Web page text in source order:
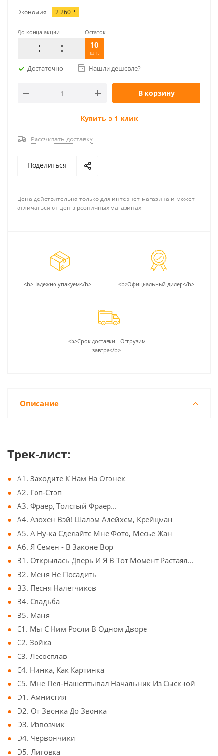
Экономия 2 260₽
До конца акции Остаток
10
шт.
Достаточно Нашли дешевле?
В корзину
Купить в 1 клик
Рассчитать доставку
Поделиться
Цена действительна только для интернет-магазина и может
отличаться от цен в розничных магазинах
<b>Надежно упакуем</b> <b>Официальный дилер</b>
<b>Срок доставки - Отгрузим
завтра</b>
Описание
Трек-лист:
A1. Заходите К Нам На Огонёк
A2. Гоп-Стоп
A3. Фраер, Толстый Фраер...
A4. Азохен Вэй! Шалом Алейхем, Крейцман
A5. А Ну-ка Сделайте Мне Фото, Месье Жан
A6. Я Семен - В Законе Вор
B1. Открылась Дверь И Я В Тот Момент Растаял...
B2. Меня Не Посадить
B3. Песня Налетчиков
B4. Свадьба
B5. Маня
C1. Мы С Ним Росли В Одном Дворе
C2. Зойка
C3. Лесосплав
C4. Нинка, Как Картинка
C5. Мне Пел-Нашептывал Начальник Из Сыскной
D1. Амнистия
D2. От Звонка До Звонка
D3. Извозчик
D4. Червончики
D5. Лиговка